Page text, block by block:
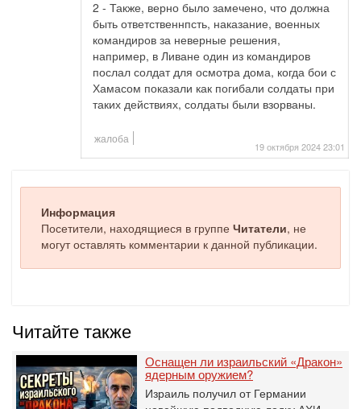
2 - Также, верно было замечено, что должна
быть ответственнпсть, наказание, военных
командиров за неверные решения,
например, в Ливане один из командиров
послал солдат для осмотра дома, когда бои с
Хамасом показали как погибали солдаты при
таких действиях, солдаты были взорваны.
жалоба
19 октября 2024 23:01
Информация
Посетители, находящиеся в группе Читатели, не
могут оставлять комментарии к данной публикации.
Читайте также
Оснащен ли израильский «Дракон»
ядерным оружием?
Израиль получил от Германии